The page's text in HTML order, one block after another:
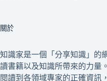
關於
知識家是一個「分享知識」的
讀書籍以及知識所帶來的力量
閱讀到各領域專家的正確資訊